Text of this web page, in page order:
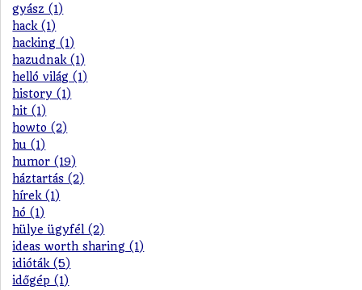
gyász (1)
hack (1)
hacking (1)
hazudnak (1)
helló világ (1)
history (1)
hit (1)
howto (2)
hu (1)
humor (19)
háztartás (2)
hírek (1)
hó (1)
hülye ügyfél (2)
ideas worth sharing (1)
idióták (5)
időgép (1)